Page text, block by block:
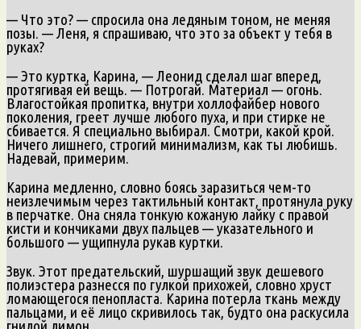
— Что это? — спросила она ледяным тоном, не меняя
позы. — Леня, я спрашиваю, что это за объект у тебя в
руках?
— Это куртка, Карина, — Леонид сделал шаг вперед,
протягивая ей вещь. — Потрогай. Материал — огонь.
Влагостойкая пропитка, внутри холлофайбер нового
поколения, греет лучше любого пуха, и при стирке не
сбивается. Я специально выбирал. Смотри, какой крой.
Ничего лишнего, строгий минимализм, как ты любишь.
Надевай, примерим.
Карина медленно, словно боясь заразиться чем-то
неизлечимым через тактильный контакт, протянула руку
в перчатке. Она сняла тонкую кожаную лайку с правой
кисти и кончиками двух пальцев — указательного и
большого — ущипнула рукав куртки.
Звук. Этот предательский, шуршащий звук дешевого
полиэстера разнесся по гулкой прихожей, словно хруст
ломающегося пенопласта. Карина потерла ткань между
пальцами, и её лицо скривилось так, будто она раскусила
гнилой лимон.